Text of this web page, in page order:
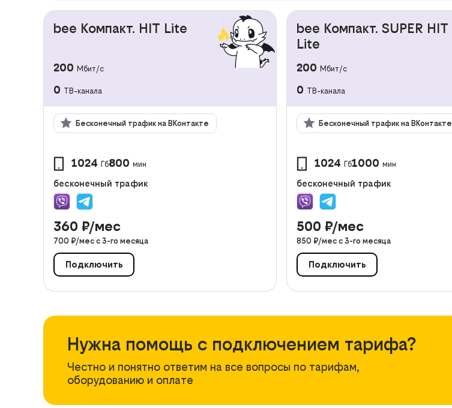
bee Компакт. HIT Lite
200 Мбит/с
0 ТВ-канала
Бесконечный трафик на ВКонтакте
1024 Гб800 мин
бесконечный трафик
360 ₽/мес
700 ₽/мес с 3-го месяца
Подключить
bee Компакт. SUPER HIT
Lite
200 Мбит/с
0 ТВ-канала
Бесконечный трафик на ВКонтакте
1024 Гб1000 мин
бесконечный трафик
500 ₽/мес
850 ₽/мес с3-го месяца
Подключить
Нужна помощь с подключением тарифа?
Честно и понятно ответим на все вопросы по тарифам,
оборудованию и оплате